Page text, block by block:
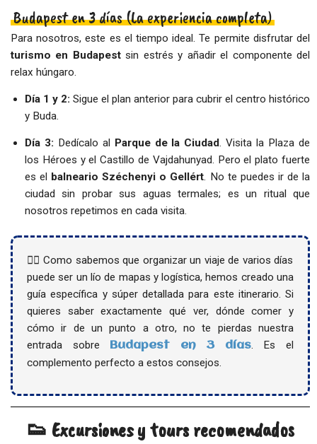
Budapest en 3 días (La experiencia completa)
Para nosotros, este es el tiempo ideal. Te permite disfrutar del
turismo en Budapestsin estrés y añadir el componente del
relax húngaro.
Día 1 y 2: Sigue el plan anterior para cubrir el centro histórico
y Buda.
Día 3: Dedícalo al Parque de la Ciudad. Visita la Plaza de
los Héroes y el Castillo de Vajdahunyad. Pero el plato fuerte
es el balneario Széchenyi o Gellért. No te puedes ir de la
ciudad sin probar sus aguas termales; es un ritual que
nosotros repetimos en cada visita.
👉🏻 Como sabemos que organizar un viaje de varios días
puede ser un lío de mapas y logística, hemos creado una
guía específica y súper detallada para este itinerario. Si
quieres saber exactamente qué ver, dónde comer y
cómo ir de un punto a otro, no te pierdas nuestra
entrada sobre
Budapest en 3 días. Es el
complemento perfecto a estos consejos.
👟 Excursiones y tours recomendados